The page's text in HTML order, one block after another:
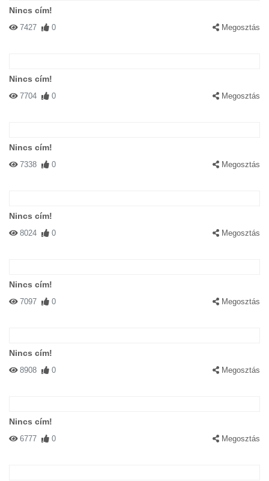
Nincs cím!
7427 0 Megosztás
Nincs cím!
7704 0 Megosztás
Nincs cím!
7338 0 Megosztás
Nincs cím!
8024 0 Megosztás
Nincs cím!
7097 0 Megosztás
Nincs cím!
8908 0 Megosztás
Nincs cím!
6777 0 Megosztás